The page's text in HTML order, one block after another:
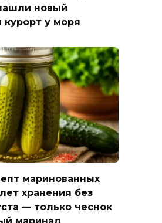
новый
курорт у моря
маринованных
хранения без
— только чеснок